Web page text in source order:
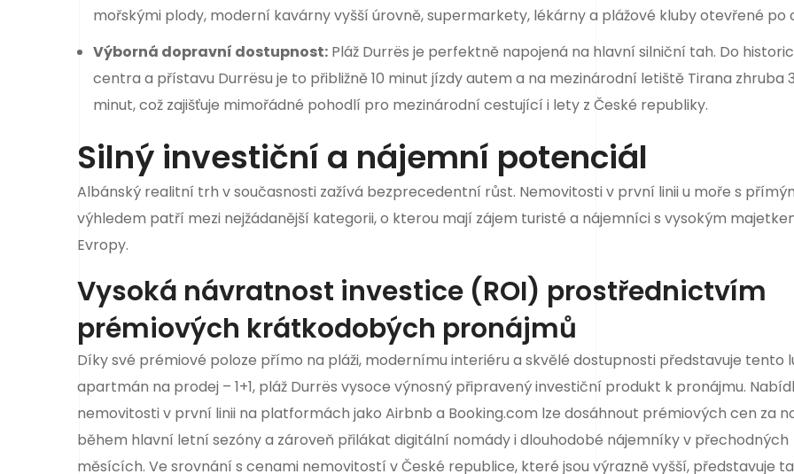
mořskými plody, moderní kavárny vyšší úrovně, supermarkety, lékárny a plážové kluby otevřené po
Výborná dopravní dostupnost:Pláž Durrës je perfektně napojená na hlavní silniční tah. Do
centra a přístavu Durrësu je to přibližně 10 minut jízdy autem a na mezinárodní letiště Tirana zhruba
minut, což zajišťuje mimořádné pohodlí pro mezinárodní cestující i lety z České republiky.
Silný investiční a nájemní potenciál
Albánský realitní trh v současnosti zažívá bezprecedentní růst. Nemovitosti v první linii u moře s
výhledem patří mezi nejžádanější kategorii, o kterou mají zájem turisté a nájemníci s vysokým
Evropy.
Vysoká návratnost investice (ROI) prostřednictvím
prémiových krátkodobých pronájmů
Díky své prémiové poloze přímo na pláži, modernímu interiéru a skvělé dostupnosti představuje tento
apartmán na prodej – 1+1, pláž Durrës vysoce výnosný připravený investiční produkt k pronájmu.
nemovitosti v první linii na platformách jako Airbnb a Booking.com lze dosáhnout prémiových cen za
během hlavní letní sezóny a zároveň přilákat digitální nomády i dlouhodobé nájemníky v přechodných
měsících. Ve srovnání s cenami nemovitostí v České republice, které jsou výrazně vyšší, představuje